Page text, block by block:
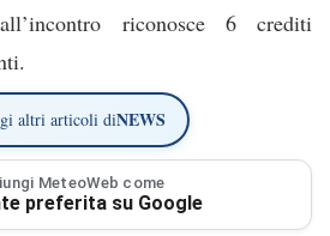
riconosce 6 crediti
altri articoli diNEWS
MeteoWeb come
preferita su Google